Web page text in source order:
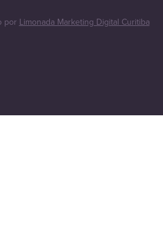
porLimonada Marketing Digital Curitiba